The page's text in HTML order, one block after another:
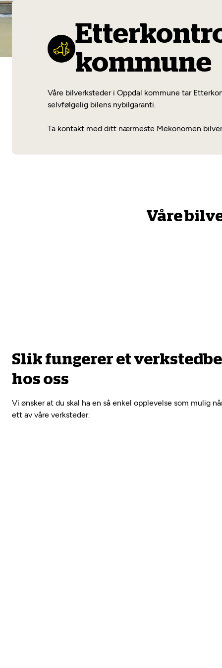
kommune
Våre bilverksteder i Oppdal kommune tar
selvfølgelig bilens nybilgaranti.
Ta kontakt med ditt nærmeste Mekonomen
Våre
Slik fungerer et
hos oss
Vi ønsker at du skal ha en så enkel opplevelse som mulig
ett av våre verksteder.